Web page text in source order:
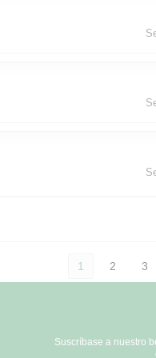
1 2 3
Suscríbase a nuestro